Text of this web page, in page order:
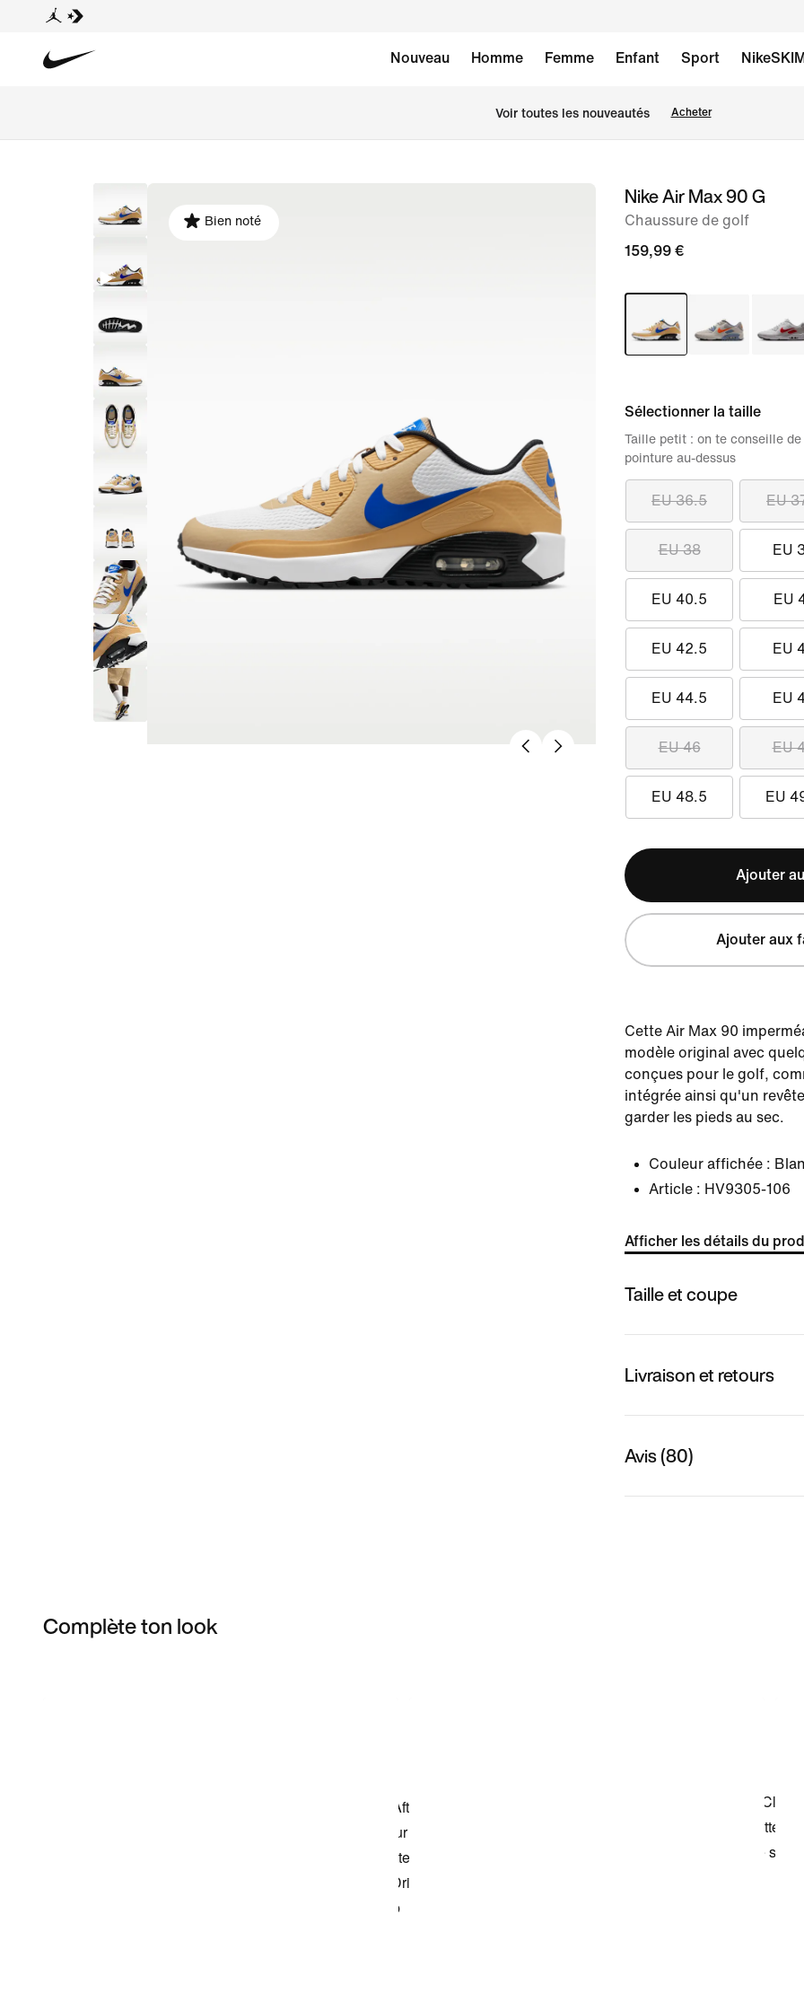
Nouveau Homme Femme Enfant Sport
Voir toutes les nouveautés Acheter
image 1
Bien noté
Nike Air Max 90 G
Chaussure de golf
159,99 €
Sélectionner la taille
EU 36.5 EU
EU 38 EU
EU 40.5 EU
EU 42.5 EU
EU 44.5 EU
EU 46 EU
EU 48.5 EU
Taille petit : on te conseille
pointure au-dessus
Ajouter
Ajouter aux
Cette Air Max 90
modèle original avec
conçues pour le golf,
intégrée ainsi qu'un
garder les pieds au sec.
Couleur affichée :
Article : HV9305-106
Afficher les détails du
Taille et coupe
Livraison et retours
Avis (80)
Complète ton look